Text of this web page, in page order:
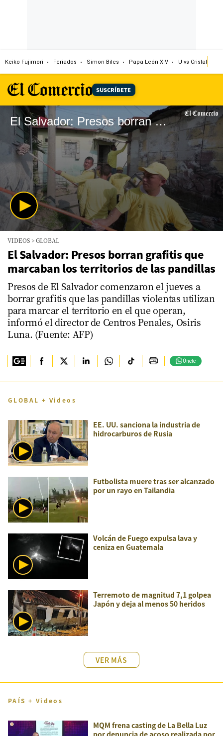
Keiko Fujimori Feriados Simon Biles Papa León XIV U vs Cristal
SUSCRÍBETE
El Salvador: Presos borran grafitis que marcaban los territorios de las pandillas
seconds
minute,
30
seconds
VIDEOS >GLOBAL
El Salvador: Presos borran grafitis que
marcaban los territorios de las pandillas
Presos de El Salvador comenzaron el jueves a
borrar grafitis que las pandillas violentas utilizan
para marcar el territorio en el que operan,
informó el director de Centros Penales, Osiris
Luna. (Fuente: AFP)
Únete
GLOBAL + Videos
EE. UU. sanciona la industria de
hidrocarburos de Rusia
Futbolista muere tras ser alcanzado
por un rayo en Tailandia
Volcán de Fuego expulsa lava y
ceniza en Guatemala
Terremoto de magnitud 7,1 golpea
Japón y deja al menos 50 heridos
VER MÁS
PAÍS + Videos
MQM frena casting de La Bella Luz
por denuncia de acoso realizada por